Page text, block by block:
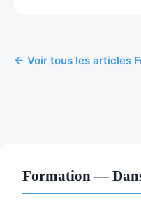
← Voir tous les articles
Formation —